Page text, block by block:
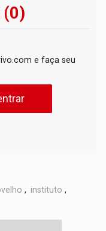
(0)
e faça seu
, instituto ,